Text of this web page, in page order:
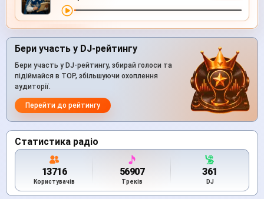
Бери участь у DJ-рейтингу
Бери участь у DJ-рейтингу, збирай голоси та
підіймайся в TOP, збільшуючи охоплення
аудиторії.
Перейти до рейтингу
Статистика радіо
13716
Користувачів
56907
Треків
361
DJ